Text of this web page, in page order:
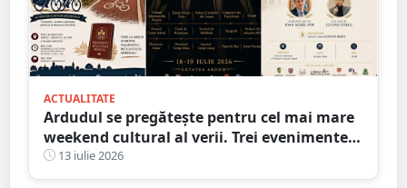
ACTUALITATE
Ardudul se pregătește pentru cel mai mare
weekend cultural al verii. Trei evenimente
majore vor transforma orașul într-o
capitală a istoriei vii
13 iulie 2026